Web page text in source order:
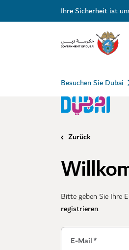
Ihre Sicherheit ist
Besuchen Sie Dubai
Zurück
Bitte geben Sie Ihre
registrieren.
E-Mail*